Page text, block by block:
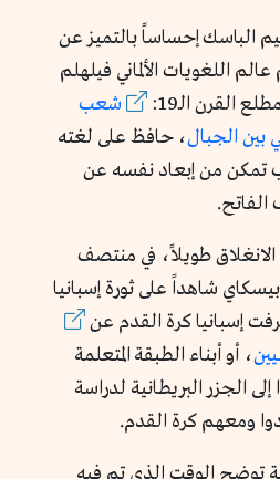
الباسك إحساساً بالتميز عن
اللغويات الألماني فيلهلم
القرن الـ19:
شعب
الجبال، حافظ على لغته
تمكن من إبعاد نفسه عن
الفاتح.
طويلاً، في منتصف
خليج بيسكاي شاهداً على ثورة إسبانيا
إسبانيا كرة القدم عن
، أو أبناء الطبقة المتعلمة
الجزر البريطانية لدراسة
ومعهم كرة القدم.
توضح الوقت الذي تم فيه